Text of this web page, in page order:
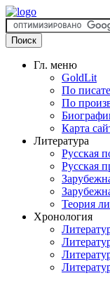
Гл. меню
GoldLit
По
По
Карта
Литература
Русская
Русская
Теория
Хронология